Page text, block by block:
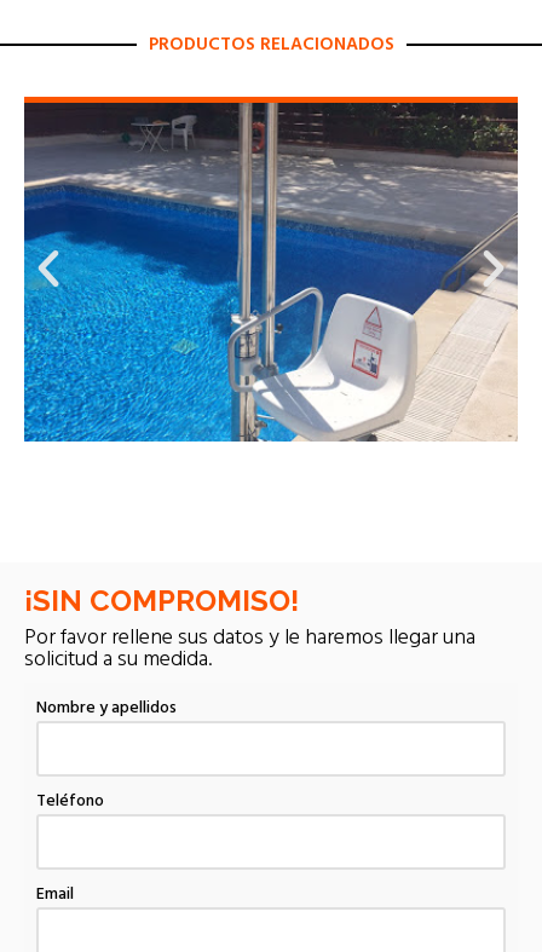
PRODUCTOS RELACIONADOS
Grúas de piscina
AQ-LIFT PK
¡SIN COMPROMISO!
Por favor rellene sus datos y le haremos llegar una
solicitud a su medida.
Nombre y apellidos
Teléfono
Email